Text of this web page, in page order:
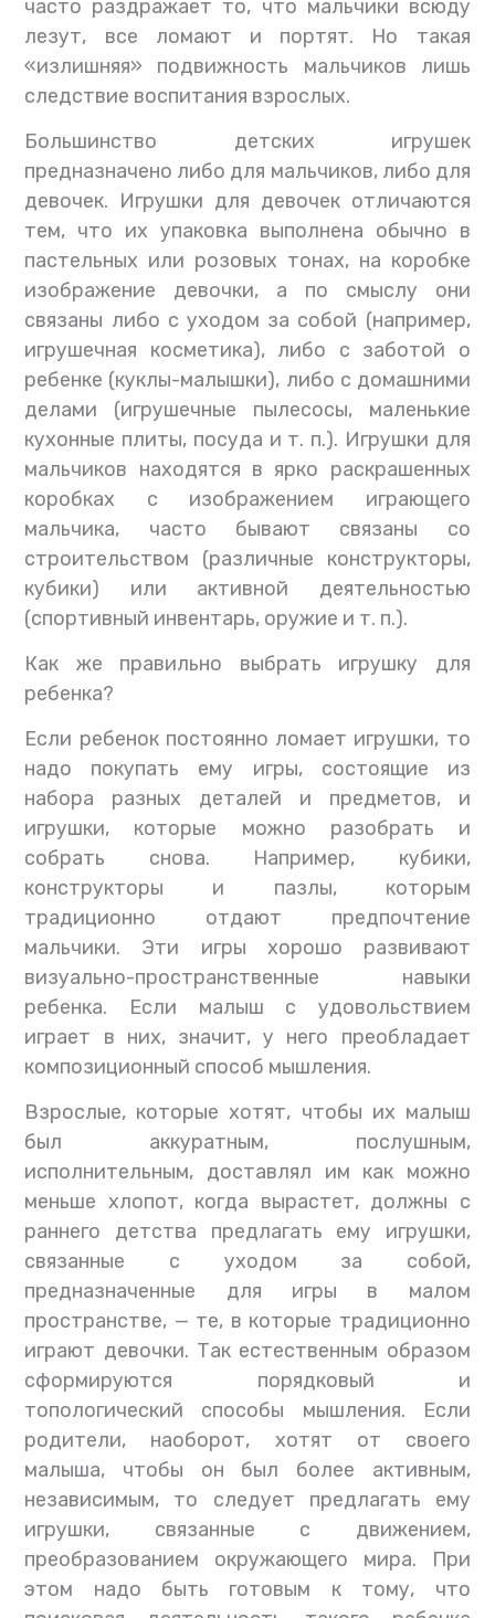
часто раздражает то, что мальчики всюду
лезут, все ломают и портят. Но такая
«излишняя» подвижность мальчиков лишь
следствие воспитания взрослых.
Большинство детских игрушек
предназначено либо для мальчиков, либо для
девочек. Игрушки для девочек отличаются
тем, что их упаковка выполнена обычно в
пастельных или розовых тонах, на коробке
изображение девочки, а по смыслу они
связаны либо с уходом за собой (например,
игрушечная косметика), либо с заботой о
ребенке (куклы-малышки), либо с домашними
делами (игрушечные пылесосы, маленькие
кухонные плиты, посуда и т. п.). Игрушки для
мальчиков находятся в ярко раскрашенных
коробках с изображением играющего
мальчика, часто бывают связаны со
строительством (различные конструкторы,
кубики) или активной деятельностью
(спортивный инвентарь, оружие и т. п.).
Как же правильно выбрать игрушку для
ребенка?
Если ребенок постоянно ломает игрушки, то
надо покупать ему игры, состоящие из
набора разных деталей и предметов, и
игрушки, которые можно разобрать и
собрать снова. Например, кубики,
конструкторы и пазлы, которым
традиционно отдают предпочтение
мальчики. Эти игры хорошо развивают
визуально-пространственные навыки
ребенка. Если малыш с удовольствием
играет в них, значит, у него преобладает
композиционный способ мышления.
Взрослые, которые хотят, чтобы их малыш
был аккуратным, послушным,
исполнительным, доставлял им как можно
меньше хлопот, когда вырастет, должны с
раннего детства предлагать ему игрушки,
связанные с уходом за собой,
предназначенные для игры в малом
пространстве, — те, в которые традиционно
играют девочки. Так естественным образом
сформируются порядковый и
топологический способы мышления. Если
родители, наоборот, хотят от своего
малыша, чтобы он был более активным,
независимым, то следует предлагать ему
игрушки, связанные с движением,
преобразованием окружающего мира. При
этом надо быть готовым к тому, что